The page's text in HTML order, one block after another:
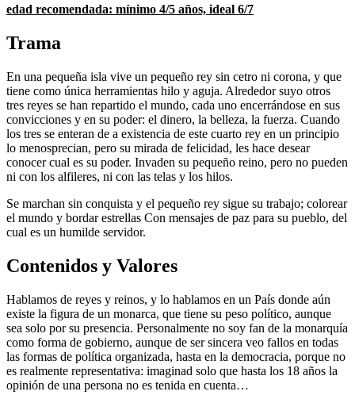
edad recomendada: mínimo 4/5 años, ideal 6/7
Trama
En una pequeña isla vive un pequeño rey sin cetro ni corona, y que
tiene como única herramientas hilo y aguja. Alrededor suyo otros
tres reyes se han repartido el mundo, cada uno encerrándose en sus
convicciones y en su poder: el dinero, la belleza, la fuerza. Cuando
los tres se enteran de a existencia de este cuarto rey en un principio
lo menosprecian, pero su mirada de felicidad, les hace desear
conocer cual es su poder. Invaden su pequeño reino, pero no pueden
ni con los alfileres, ni con las telas y los hilos.
Se marchan sin conquista y el pequeño rey sigue su trabajo; colorear
el mundo y bordar estrellas Con mensajes de paz para su pueblo, del
cual es un humilde servidor.
Contenidos y Valores
Hablamos de reyes y reinos, y lo hablamos en un País donde aún
existe la figura de un monarca, que tiene su peso político, aunque
sea solo por su presencia. Personalmente no soy fan de la monarquía
como forma de gobierno, aunque de ser sincera veo fallos en todas
las formas de política organizada, hasta en la democracia, porque no
es realmente representativa: imaginad solo que hasta los 18 años la
opinión de una persona no es tenida en cuenta…